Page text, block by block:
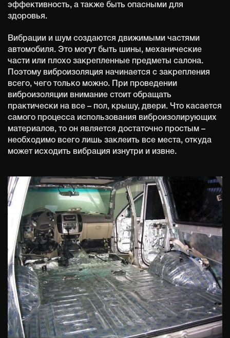
эффективность, а также быть опасными для
здоровья.
Вибрации и шум создаются движимыми частями
автомобиля. Это могут быть шины, механические
части или плохо закрепленные предметы салона.
Поэтому виброизоляция начинается с закрепления
всего, чего только можно. При проведении
виброизоляции внимание стоит обращать
практически на все – пол, крышу, двери. Что касается
самого процесса использования виброизолирующих
материалов, то он является достаточно простым –
необходимо всего лишь заклеить все места, откуда
может исходить вибрация изнутри и извне.